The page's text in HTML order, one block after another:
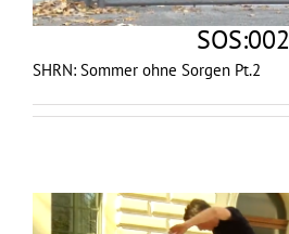
SOS:002
SHRN: Sommer ohne Sorgen Pt.2